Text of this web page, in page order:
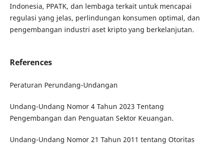
Indonesia, PPATK, dan lembaga terkait untuk mencapai
regulasi yang jelas, perlindungan konsumen optimal, dan
pengembangan industri aset kripto yang berkelanjutan.
References
Peraturan Perundang-Undangan
Undang-Undang Nomor 4 Tahun 2023 Tentang
Pengembangan dan Penguatan Sektor Keuangan.
Undang-Undang Nomor 21 Tahun 2011 tentang Otoritas